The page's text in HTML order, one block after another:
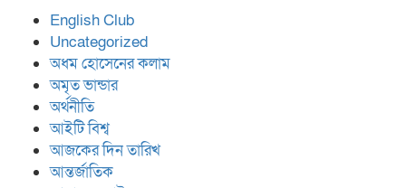
English Club
Uncategorized
অধম হোসেনের কলাম
অমৃত ভান্ডার
অর্থনীতি
আইটি বিশ্ব
আজকের দিন তারিখ
আন্তর্জাতিক